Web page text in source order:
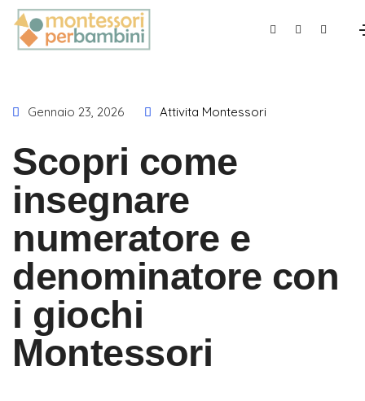
Gennaio 23, 2026 Attivita Montessori
Scopri come
insegnare
numeratore e
denominatore con
i giochi
Montessori